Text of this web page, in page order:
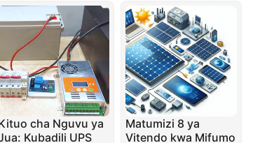
cha Nguvu ya
Kubadili UPS
Matumizi 8 ya
Vitendo kwa Mifumo